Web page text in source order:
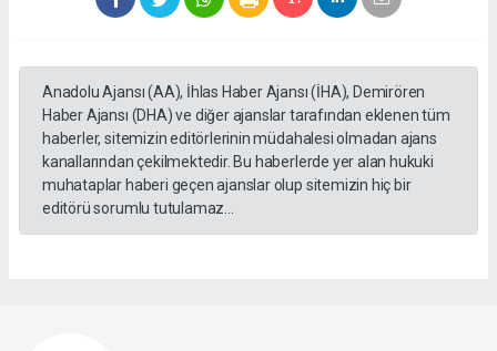
Anadolu Ajansı (AA), İhlas Haber Ajansı (İHA), Demirören
Haber Ajansı (DHA) ve diğer ajanslar tarafından eklenen tüm
haberler, sitemizin editörlerinin müdahalesi olmadan ajans
kanallarından çekilmektedir. Bu haberlerde yer alan hukuki
muhataplar haberi geçen ajanslar olup sitemizin hiç bir
editörü sorumlu tutulamaz...